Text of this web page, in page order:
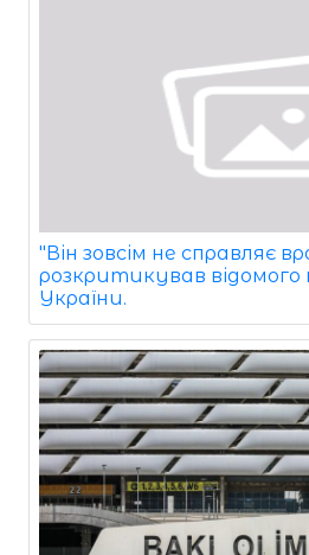
"Він зовсім не справляє
розкритикував відомого
України.